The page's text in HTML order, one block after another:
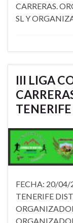
CARRERAS.
SL Y
III LIGA
FECHA: 20/04/
TENERIFE